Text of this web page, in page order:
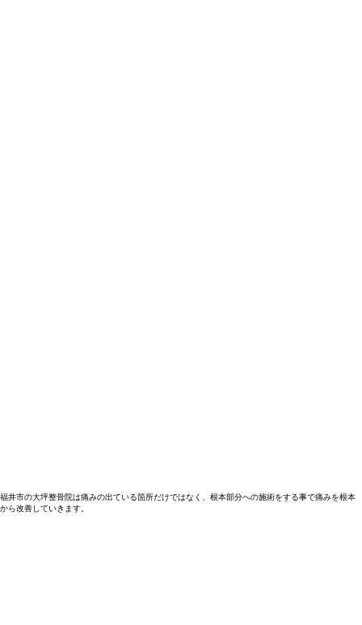
福井市の大坪整骨院は痛みの出ている箇所だけではなく、根本部分への施術をする事で痛みを根本
から改善していきます。